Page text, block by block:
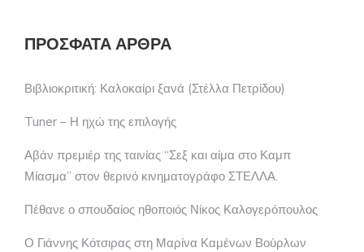
ΠΡΌΣΦΑΤΑ ΆΡΘΡΑ
Βιβλιοκριτική: Καλοκαίρι ξανά (Στέλλα Πετρίδου)
Tuner – Η ηχώ της επιλογής
Αβάν πρεμιέρ της ταινίας “Σεξ και αίμα στο Καμπ
Μίασμα” στον θερινό κινηματογράφο ΣΤΕΛΛΑ.
Πέθανε ο σπουδαίος ηθοποιός Νίκος Καλογερόπουλος
Ο Γιάννης Κότσιρας στη Μαρίνα Καμένων Βούρλων